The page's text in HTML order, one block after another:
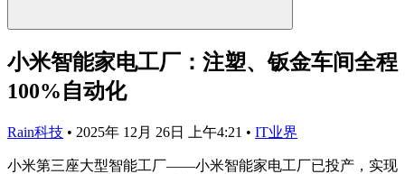
小米智能家电工厂：注塑、钣金车间全程
100%自动化
Rain科技 • 2025年 12月 26日 上午4:21 • IT业界
小米第三座大型智能工厂——小米智能家电工厂已投产，实现